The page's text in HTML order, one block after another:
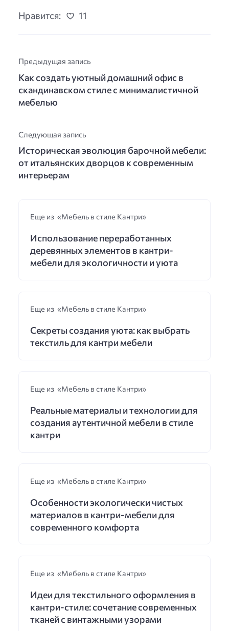
Нравится: 11
Предыдущая запись
Как создать уютный домашний офис в
скандинавском стиле с минималистичной
мебелью
Следующая запись
Историческая эволюция барочной мебели:
от итальянских дворцов к современным
интерьерам
Еще из «Мебель в стиле Кантри»
Использование переработанных
деревянных элементов в кантри-
мебели для экологичности и уюта
Еще из «Мебель в стиле Кантри»
Секреты создания уюта: как выбрать
текстиль для кантри мебели
Еще из «Мебель в стиле Кантри»
Реальные материалы и технологии для
создания аутентичной мебели в стиле
кантри
Еще из «Мебель в стиле Кантри»
Особенности экологически чистых
материалов в кантри-мебели для
современного комфорта
Еще из «Мебель в стиле Кантри»
Идеи для текстильного оформления в
кантри-стиле: сочетание современных
тканей с винтажными узорами